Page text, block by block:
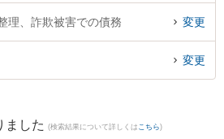
ぐに弁護士に相談したい』『詐欺被害での債務
な近くの弁護士を検索したい』『初回相談無料
相談できる長浜市内の弁護士に相談予約した
理、詐欺被害での債務 変更
変更
ました (検索結果について詳しくは こちら)